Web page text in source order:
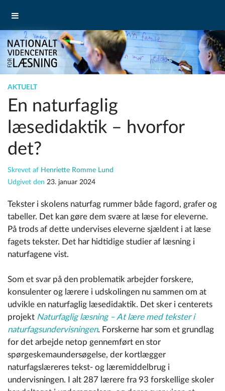
AKTUELT
En naturfaglig
læsedidaktik – hvorfor
det?
Skrevet af Henriette Romme Lund
Udgivet den 23. januar 2024
Tekster i skolens naturfag rummer både fagord, grafer og
tabeller. Det kan gøre dem svære at læse for eleverne.
På trods af dette undervises eleverne sjældent i at læse
fagets tekster. Det har hidtidige studier af læsning i
naturfagene vist.
Som et svar på den problematik arbejder forskere,
konsulenter og lærere i udskolingen nu sammen om at
udvikle en naturfaglig læsedidaktik. Det sker i centerets
projekt Naturfaglig læsning – At lære med tekster i
naturfagsundervisningen. Forskerne har som et grundlag
for det arbejde netop gennemført en stor
spørgeskemaundersøgelse, der kortlægger
naturfagslæreres tekst- og læremiddelbrug i
undervisningen. I alt 287 lærere fra 93 forskellige skoler